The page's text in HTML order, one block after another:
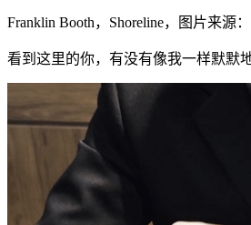
Franklin Booth，Shoreline，图片来源
看到这里的你，有没有像我一样默默